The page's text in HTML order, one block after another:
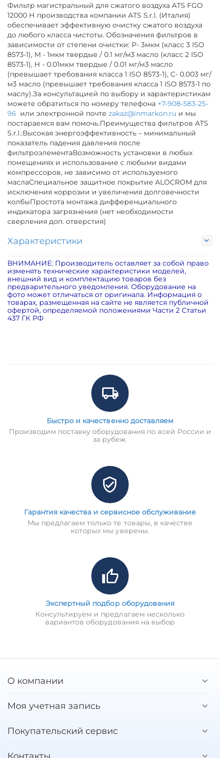
Фильтр магистральный для сжатого воздуха ATS FGO
12000 Н производства компании ATS S.r.l. (Италия)
обеспечивает эффективную очистку сжатого воздуха
до любого класса чистоты. Обозначения фильтров в
зависимости от степени очистки: P- 3мкм (класс 3 ISO
8573-1), М - 1мкм твердые / 0.1 мг/м3 масло (класс 2 ISO
8573-1), Н - 0.01мкм твердые / 0.01 мг/м3 масло
(превышает требования класса 1 ISO 8573-1), С- 0.003 мг/
м3 масло (превышает требования класса 1 ISO 8573-1 по
маслу).За консультацией по выбору и характеристикам
можете обратиться по номеру телефона +7-908-583-25-
96 или электронной почтеzakaz@inmarkon.ru и мы
постараемся вам помочь.Преимущества фильтров ATS
S.r.l.:Высокая энергоэффективность – минимальный
показатель падения давления после
фильтроэлементаВозможность установки в любых
помещениях и использование с любыми видами
компрессоров, не зависимо от используемого
маслаСпециальное защитное покрытие ALOCROM для
исключения коррозии и увеличения долговечности
колбыПростота монтажа дифференциального
индикатора загрязнения (нет необходимости
сверления доп. отверстия)
Характеристики
ВНИМАНИЕ: Производитель оставляет за собой право
изменять технические характеристики моделей,
внешний вид и комплектацию товаров без
предварительного уведомления. Оборудование на
фото может отличаться от оригинала. Информация о
товарах, размещенная на сайте не является публичной
офертой, определяемой положениями Части 2 Статьи
437 ГК РФ
Быстро и качественно доставляем
Производим поставку оборудования по всей России и
за рубеж.
Гарантия качества и сервисное обслуживание
Мы предлагаем только те товары, в качестве
которых мы уверены.
Экспертный подбор оборудования
Консультируем и предлагаем несколько
вариантов оборудования на выбор
О компании
Моя учетная запись
Покупательский сервис